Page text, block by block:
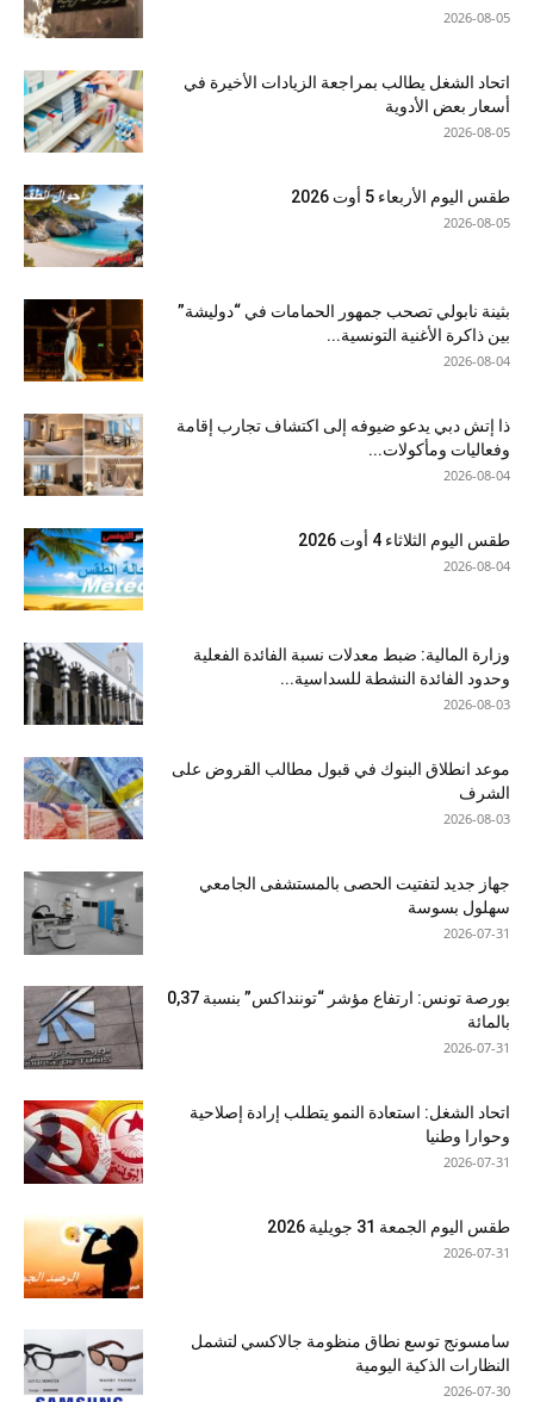
2026-08-05
اتحاد الشغل يطالب بمراجعة الزيادات الأخيرة في
أسعار بعض الأدوية
2026-08-05
طقس اليوم الأربعاء 5 أوت 2026
2026-08-05
بثينة نابولي تصحب جمهور الحمامات في “دوليشة”
بين ذاكرة الأغنية التونسية...
2026-08-04
ذا إتش دبي يدعو ضيوفه إلى اكتشاف تجارب إقامة
وفعاليات ومأكولات...
2026-08-04
طقس اليوم الثلاثاء 4 أوت 2026
2026-08-04
وزارة المالية: ضبط معدلات نسبة الفائدة الفعلية
وحدود الفائدة النشطة للسداسية...
2026-08-03
موعد انطلاق البنوك في قبول مطالب القروض على
الشرف
2026-08-03
جهاز جديد لتفتيت الحصى بالمستشفى الجامعي
سهلول بسوسة
2026-07-31
بورصة تونس: ارتفاع مؤشر “توننداكس” بنسبة 0,37
بالمائة
2026-07-31
اتحاد الشغل: استعادة النمو يتطلب إرادة إصلاحية
وحوارا وطنيا
2026-07-31
طقس اليوم الجمعة 31 جويلية 2026
2026-07-31
سامسونج توسع نطاق منظومة جالاكسي لتشمل
النظارات الذكية اليومية
2026-07-30